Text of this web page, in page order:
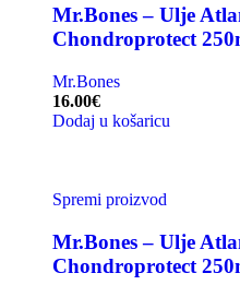
Mr.Bones – Ulje
Chondroprotect
Mr.Bones
16.00€
Dodaj u košaricu
Spremi proizvod
Mr.Bones – Ulje
Chondroprotect